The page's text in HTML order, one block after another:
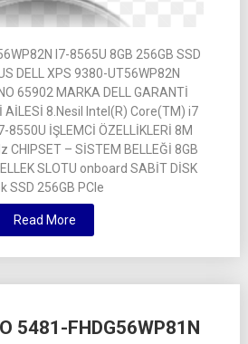
I7-8565U 8GB 256GB SSD
DELL XPS 9380-UT56WP82N
65902 MARKA DELL GARANTİ
AİLESİ 8.Nesil Intel(R) Core(TM) i7
8550U İŞLEMCİ ÖZELLİKLERİ 8M
CHIPSET – SİSTEM BELLEĞİ 8GB
SLOTU onboard SABİT DİSK
SSD 256GB PCIe
Read More
5481-FHDG56WP81N